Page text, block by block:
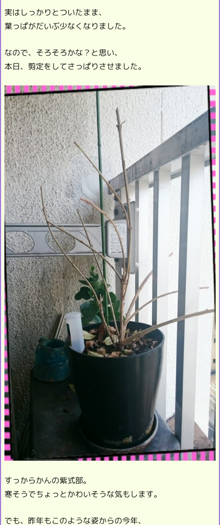
実はしっかりとついたまま、
葉っぱがだいぶ少なくなりました。
なので、そろそろかな？と思い、
本日、剪定をしてさっぱりさせました。
すっからかんの紫式部。
寒そうでちょっとかわいそうな気もします。
でも、昨年もこのような姿からの今年、